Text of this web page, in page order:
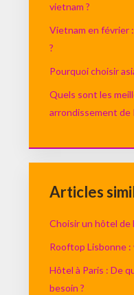
vietnam ?
Vietnam en février
?
Pourquoi choisir
Quels sont les
arrondissement de
Articles
Choisir un hôtel de
Rooftop Lisbonne
Hôtel à Paris : De
besoin ?